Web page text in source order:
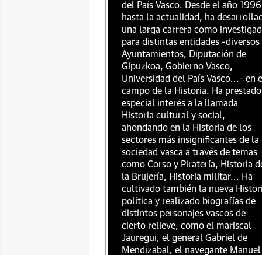
del País Vasco. Desde el año 1996
hasta la actualidad, ha
una larga carrera como
para distintas entidades -diversos
Ayuntamientos, Diputación de
Gipuzkoa, Gobierno Vasco,
Universidad del País Vasco...- en
campo de la Historia. Ha prestado
especial interés a la llamada
Historia cultural y social,
ahondando en la Historia de los
sectores más insignificantes de la
sociedad vasca a través de temas
como Corso y Piratería, Historia
la Brujería, Historia militar... Ha
cultivado también la nueva
política y realizado biografías de
distintos personajes vascos de
cierto relieve, como el mariscal
Jauregui, el general Gabriel de
Mendizabal, el navegante Manuel